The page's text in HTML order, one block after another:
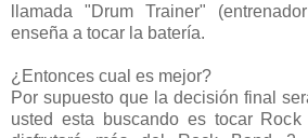
llamada "Drum Trainer"
enseña a tocar la batería.
¿Entonces cual es mejor?
Por supuesto que la decisión final
usted esta buscando es tocar